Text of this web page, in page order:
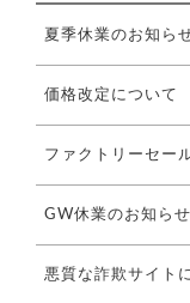
夏季休業のお知ら
価格改定について
ファクトリーセー
GW休業のお知らせ
悪質な詐欺サイト